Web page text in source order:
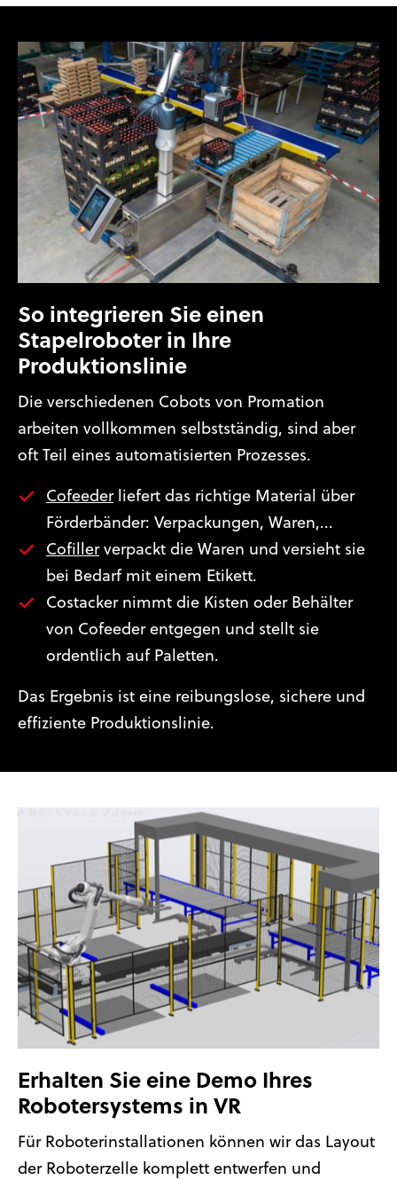
So integrieren Sie einen
Stapelroboter in Ihre
Produktionslinie
Die verschiedenen Cobots von Promation
arbeiten vollkommen selbstständig, sind aber
oft Teil eines automatisierten Prozesses.
Cofeederliefert das richtige Material über
Förderbänder: Verpackungen, Waren,...
Cofillerverpackt die Waren und versieht sie
bei Bedarf mit einem Etikett.
Costacker nimmt die Kisten oder Behälter
von Cofeeder entgegen und stellt sie
ordentlich auf Paletten.
Das Ergebnis ist eine reibungslose, sichere und
effiziente Produktionslinie.
Erhalten Sie eine Demo Ihres
Robotersystems in VR
Für Roboterinstallationen können wir das Layout
der Roboterzelle komplett entwerfen und